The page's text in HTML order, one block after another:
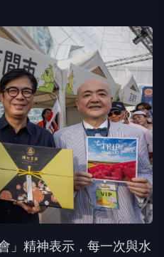
」精神表示，每一次與水